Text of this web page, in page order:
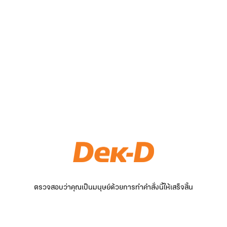
ตรวจสอบว่าคุณเป็นมนุษย์ด้วยการทำคำสั่งนี้ให้เสร็จสิ้น